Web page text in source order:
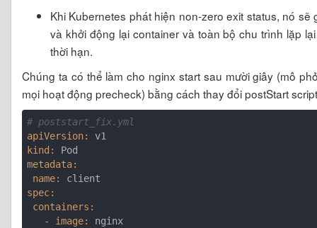
Khi Kubernetes phát hiện non-zero exit status, nó sẽ
và khởi động lại container và toàn bộ chu trình lặp
thời hạn.
Chúng ta có thể làm cho nginx start sau mười giây (mô
mọi hoạt động precheck) bằng cách thay đổi postStart
# poststart_fix.yml
apiVersion:
kind:
metadata:
name:
spec:
containers:
   - image: